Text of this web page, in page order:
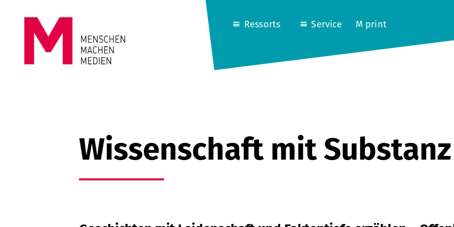
MEDIEN
Ressorts Service M print
Wissenschaft mit Substanz